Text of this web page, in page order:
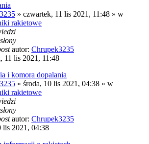
» czwartek, 11 lis 2021, 11:48 » w
rakietowe
autor: Chrupek3235
11 lis 2021, 11:48
i komora dopalania
» środa, 10 lis 2021, 04:38 » w
rakietowe
autor: Chrupek3235
lis 2021, 04:38